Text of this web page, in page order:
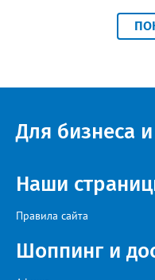
Строкой выше
прочих одинаковых
возможность улучшить
лидирует «Звезда» из
две челябинские команды
Для бизнеса
Наши
Правила сайта
Шоппинг и